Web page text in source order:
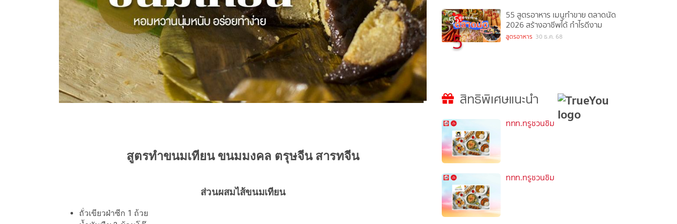
สูตรทำขนมเทียน ขนมมงคล ตรุษจีน สารทจีน
ส่วนผสมไส้ขนมเทียน
ถั่วเขียวฝ่าซีก 1 ถ้วย
5
55 สูตรอาหาร เมนูทำขาย ตลาดนัด
2026 สร้างอาชีพได้ กำไรดีงาม
สูตรอาหาร 30 ธ.ค. 68
สิทธิพิเศษแนะนำ
ททท.ทรูชวนชิม
ททท.ทรูชวนชิม